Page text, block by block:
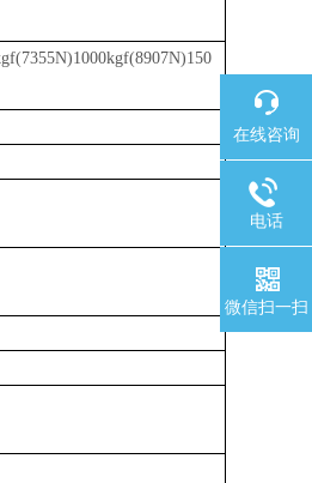
在线咨询
电话
微信扫一扫